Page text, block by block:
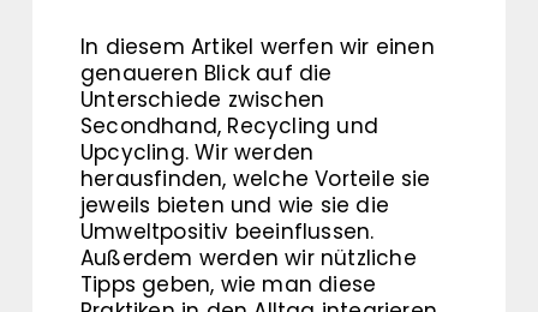
In diesem Artikel werfen wir einen
genaueren Blick auf die
Unterschiede zwischen
Secondhand, Recycling und
Upcycling. Wir werden
herausfinden, welche Vorteile sie
jeweils bieten und wie sie die
Umweltpositiv beeinflussen.
Außerdem werden wir nützliche
Tipps geben, wie man diese